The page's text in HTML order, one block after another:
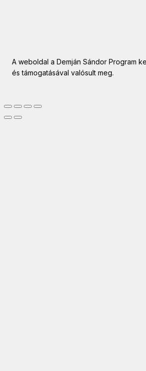
A weboldal a Demján Sándor Program
és támogatásával valósult meg.